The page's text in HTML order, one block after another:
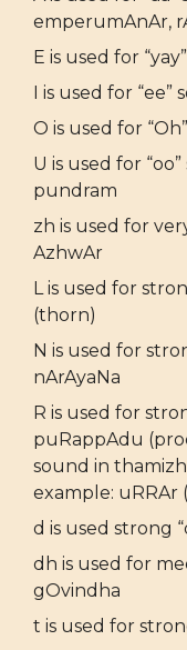
emperumAnAr,
E is used for
I is used for
O is used for
U is used for
pundram
zh is used for
AzhwAr
L is used for
(thorn)
N is used for
nArAyaNa
R is used for
puRappAdu
sound in
example: uRRAr
d is used strong
dh is used for
gOvindha
t is used for